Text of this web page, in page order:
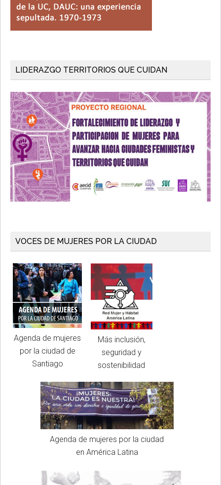
LIDERAZGO TERRITORIOS QUE CUIDAN
VOCES DE MUJERES POR LA CIUDAD
Agenda de mujeres
por la ciudad de
Santiago
Más inclusión,
seguridad y
sostenibilidad
Agenda de mujeres por la ciudad
en América Latina